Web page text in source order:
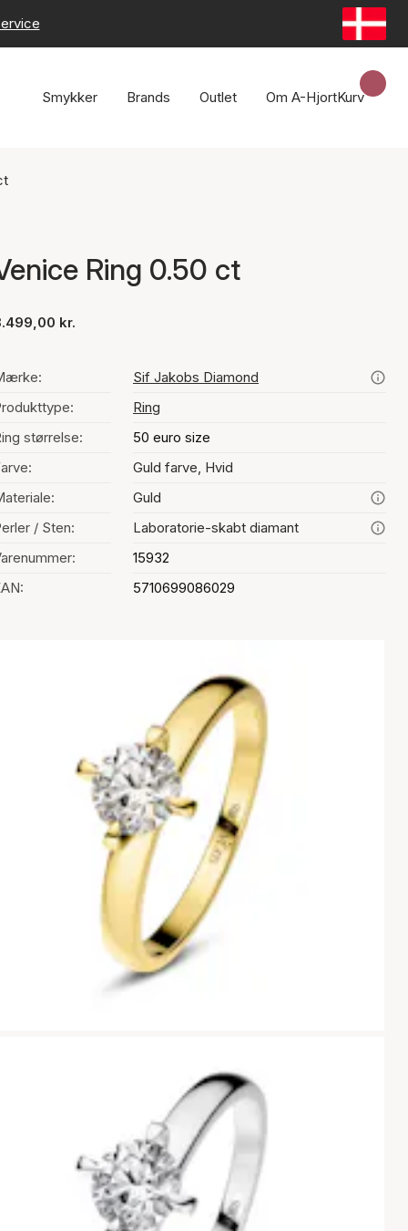
Smykker Brands Outlet Om A-HjortKurv
Ring 0.50 ct
kr.
Sif Jakobs Diamond
Ring
størrelse:
50 euro size
Guld farve, Hvid
Guld
/ Sten:
Laboratorie-skabt diamant
15932
5710699086029